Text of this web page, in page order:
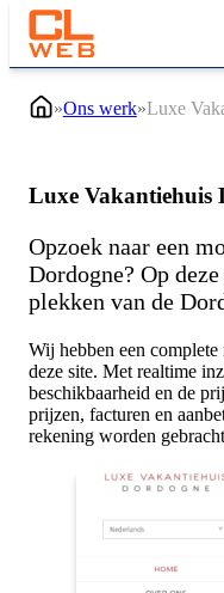
»Ons werk»Luxe
Luxe Vakantiehuis
Opzoek naar een
Dordogne? Op
plekken van de
Wij hebben een
deze site. Met realtime
beschikbaarheid en de
prijzen, facturen en
rekening worden